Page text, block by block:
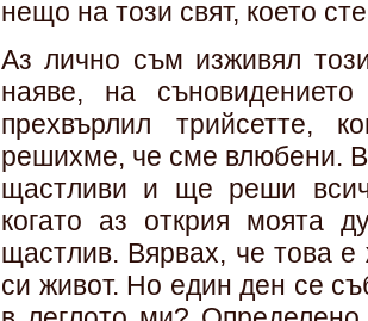
нещо на този свят, което
Аз лично съм изживял
наяве, на
прехвърлил трийсетте,
решихме, че сме влюбени.
щастливи и ще реши
когато аз открия моята
щастлив. Вярвах, че това е
си живот. Но един ден се